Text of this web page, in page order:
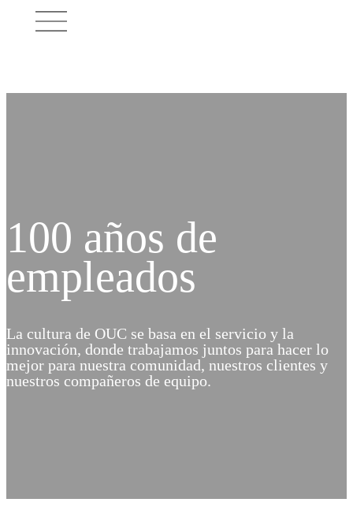
100 años de
empleados
La cultura de OUC se basa en el servicio y la
innovación, donde trabajamos juntos para hacer lo
mejor para nuestra comunidad, nuestros clientes y
nuestros compañeros de equipo.